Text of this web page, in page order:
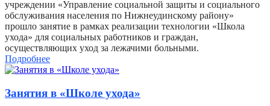
учреждении «Управление социальной защиты и социального
обслуживания населения по Нижнеудинскому району»
прошло занятие в рамках реализации технологии «Школа
ухода» для социальных работников и граждан,
осуществляющих уход за лежачими больными.
Подробнее
Занятия в «Школе ухода»